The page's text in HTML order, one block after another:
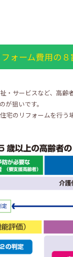
フォーム費用の８
サービスなど、高齢
狙いです。
のリフォームを行う